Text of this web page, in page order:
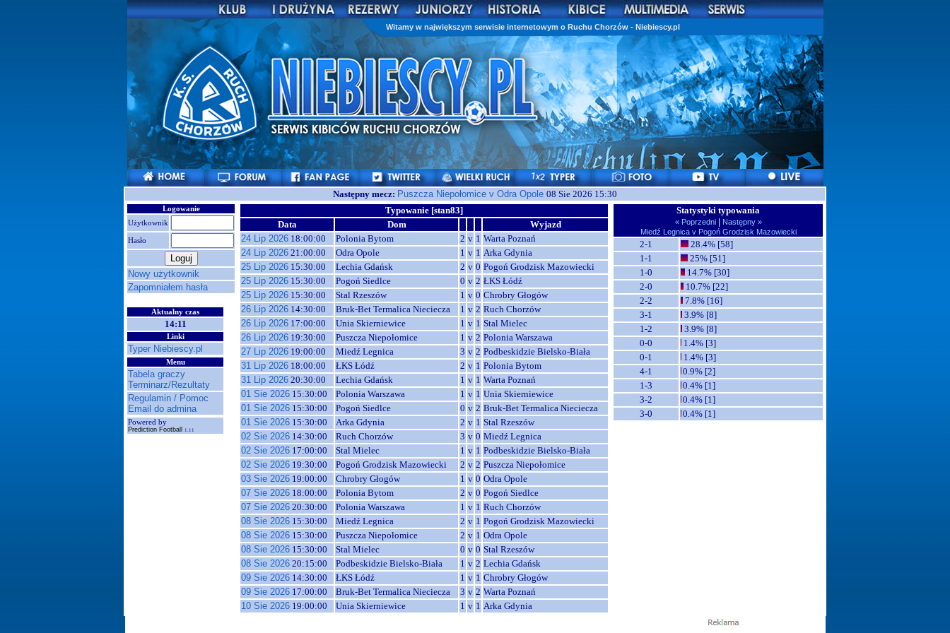
Witamy w największym serwisie internetowym o Ruchu Chorzów - Niebiescy.pl
Następny mecz: Puszcza Niepołomice v Odra Opole 08 Sie 2026 15:30
Logowanie
Użytkownik
Hasło
Nowy użytkownik
Zapomniałem hasła
Aktualny czas
14:11
Linki
Typer Niebiescy.pl
Menu
Tabela graczy
Terminarz/Rezultaty
Regulamin / Pomoc
Email do admina
Powered by
Prediction Football 1.11
Typowanie [stan83]
Data
Dom
Wyjazd
24 Lip 2026 18:00:00 Polonia Bytom 2 v 1 Warta Poznań
24 Lip 2026 21:00:00 Odra Opole 1 v 1 Arka Gdynia
25 Lip 2026 15:30:00 Lechia Gdańsk 2 v 0 Pogoń Grodzisk Mazowiecki
25 Lip 2026 15:30:00 Pogoń Siedlce 0 v 2 ŁKS Łódź
25 Lip 2026 15:30:00 Stal Rzeszów 1 v 0 Chrobry Głogów
26 Lip 2026 14:30:00 Bruk-Bet Termalica Nieciecza 1 v 2 Ruch Chorzów
26 Lip 2026 17:00:00 Unia Skierniewice 1 v 1 Stal Mielec
26 Lip 2026 19:30:00 Puszcza Niepołomice 1 v 2 Polonia Warszawa
27 Lip 2026 19:00:00 Miedź Legnica 3 v 2 Podbeskidzie Bielsko-Biała
31 Lip 2026 18:00:00 ŁKS Łódź 2 v 1 Polonia Bytom
31 Lip 2026 20:30:00 Lechia Gdańsk 1 v 1 Warta Poznań
01 Sie 2026 15:30:00 Polonia Warszawa 1 v 1 Unia Skierniewice
01 Sie 2026 15:30:00 Pogoń Siedlce 0 v 2 Bruk-Bet Termalica Nieciecza
01 Sie 2026 15:30:00 Arka Gdynia 2 v 1 Stal Rzeszów
02 Sie 2026 14:30:00 Ruch Chorzów 3 v 0 Miedź Legnica
02 Sie 2026 17:00:00 Stal Mielec 1 v 1 Podbeskidzie Bielsko-Biała
02 Sie 2026 19:30:00 Pogoń Grodzisk Mazowiecki 2 v 2 Puszcza Niepołomice
03 Sie 2026 19:00:00 Chrobry Głogów 1 v 0 Odra Opole
07 Sie 2026 18:00:00 Polonia Bytom 2 v 0 Pogoń Siedlce
07 Sie 2026 20:30:00 Polonia Warszawa 1 v 1 Ruch Chorzów
08 Sie 2026 15:30:00 Miedź Legnica 2 v 1 Pogoń Grodzisk Mazowiecki
08 Sie 2026 15:30:00 Puszcza Niepołomice 2 v 1 Odra Opole
08 Sie 2026 15:30:00 Stal Mielec 0 v 0 Stal Rzeszów
08 Sie 2026 20:15:00 Podbeskidzie Bielsko-Biała 1 v 2 Lechia Gdańsk
09 Sie 2026 14:30:00 ŁKS Łódź 1 v 1 Chrobry Głogów
09 Sie 2026 17:00:00 Bruk-Bet Termalica Nieciecza 3 v 2 Warta Poznań
10 Sie 2026 19:00:00 Unia Skierniewice 1 v 1 Arka Gdynia
Statystyki typowania
« Poprzedni | Następny »
Miedź Legnica v Pogoń Grodzisk Mazowiecki
2-1
28.4% [58]
1-1
25% [51]
1-0
14.7% [30]
2-0
10.7% [22]
2-2
7.8% [16]
3-1
3.9% [8]
1-2
3.9% [8]
0-0
1.4% [3]
0-1
1.4% [3]
4-1
0.9% [2]
1-3
0.4% [1]
3-2
0.4% [1]
3-0
0.4% [1]